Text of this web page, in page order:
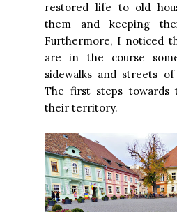
restored life to old
them and keeping
Furthermore, I noticed
are in the course
sidewalks and streets
The first steps towards
their territory.